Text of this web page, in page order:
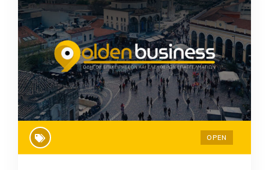
OPEN